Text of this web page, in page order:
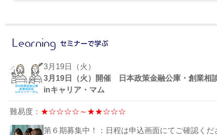
3月19日（火）
3月19日（火）開催 日本政策金融公庫・創業相
inキャリア・マム
難易度： ★☆☆☆☆～★★☆☆☆
第６期募集中！：日程は申込画面にてご確認くだ